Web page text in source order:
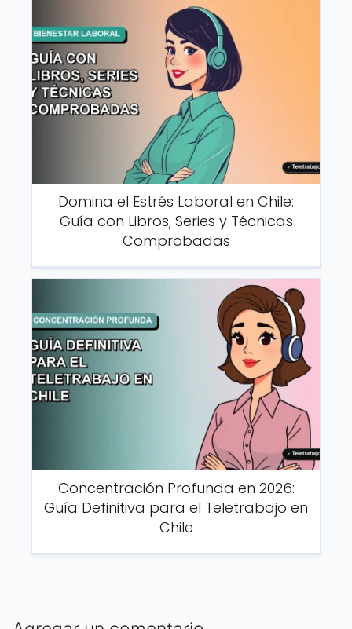
Domina el Estrés Laboral en Chile:
Guía con Libros, Series y Técnicas
Comprobadas
Concentración Profunda en 2026:
Guía Definitiva para el Teletrabajo en
Chile